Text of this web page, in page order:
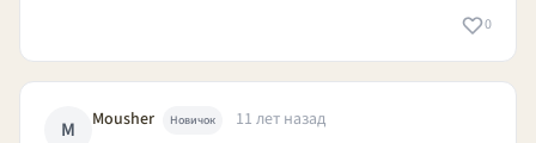
0
M Mousher Новичок
11 лет назад